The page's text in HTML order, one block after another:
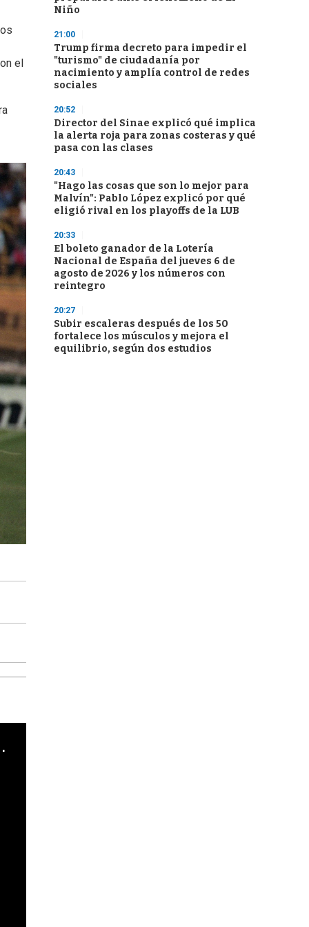
el
"Subrayado"
Niño
21:00
Trump firma decreto para impedir el
"turismo" de ciudadanía por
nacimiento y amplía control de redes
sociales
20:52
Director del Sinae explicó qué implica
la alerta roja para zonas costeras y qué
pasa con las clases
20:43
"Hago las cosas que son lo mejor para
Malvín": Pablo López explicó por qué
eligió rival en los playoffs de la LUB
20:33
El boleto ganador de la Lotería
Nacional de España del jueves 6 de
agosto de 2026 y los números con
reintegro
20:27
Subir escaleras después de los 50
fortalece los músculos y mejora el
equilibrio, según dos estudios